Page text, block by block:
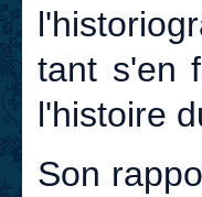
tant s'en
l'histoire
Son